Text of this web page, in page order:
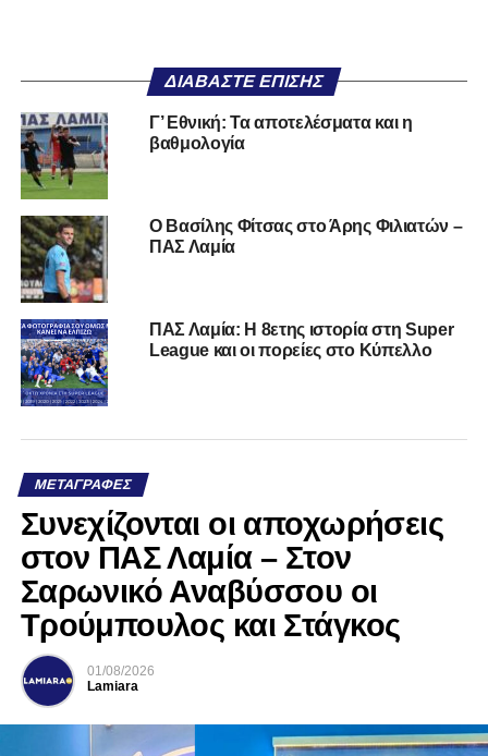
ΔΙΑΒΆΣΤΕ ΕΠΊΣΗΣ
Γ’ Εθνική: Τα αποτελέσματα και η
βαθμολογία
Ο Βασίλης Φίτσας στο Άρης Φιλιατών –
ΠΑΣ Λαμία
ΠΑΣ Λαμία: Η 8ετης ιστορία στη Super
League και οι πορείες στο Κύπελλο
ΜΕΤΑΓΡΑΦΈΣ
Συνεχίζονται οι αποχωρήσεις
στον ΠΑΣ Λαμία – Στον
Σαρωνικό Αναβύσσου οι
Τρούμπουλος και Στάγκος
01/08/2026
Lamiara